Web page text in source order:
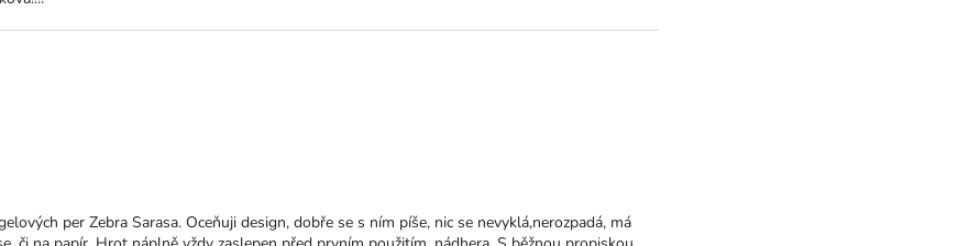
5 z 5 hvězdiček.
per Zebra Sarasa. Oceňuji design, dobře se s ním píše, nic se nevyklá,nerozpadá, má